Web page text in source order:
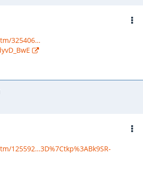
325406…
125592…3D%7Ctkp%3ABk9SR-